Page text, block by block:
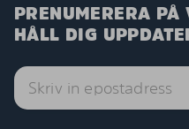
PRENUMERERA
HÅLL DIG